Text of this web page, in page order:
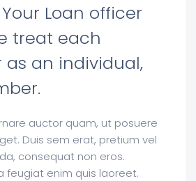
Loan officer
treat each
as an individual,
auctor quam, ut posuere
Duis sem erat, pretium vel
consequat non eros.
feugiat enim quis laoreet.